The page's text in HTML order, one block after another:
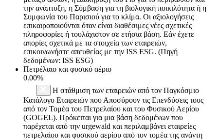
την ανάπτυξη, η Σύμβαση για τη βιολογική ποικιλότητα ή η
Συμφωνία του Παρισιού για το κλίμα. Οι αξιολογήσεις
επικαιροποιούνται όταν είναι διαθέσιμες νέες σχετικές
πληροφορίες ή τουλάχιστον σε ετήσια βάση. Εάν έχετε
απορίες σχετικά με τα στοιχεία των εταιρειών,
επικοινωνήστε απευθείας με την ISS ESG. (Πηγή
δεδομένων: ISS ESG)
Πετρέλαιο και φυσικό αέριο
0.00%
Η στάθμιση των εταιρειών από τον Παγκόσμιο
Κατάλογο Εταιρειών που Αποσύρουν τις Επενδύσεις τους
από τον Τομέα του Πετρελαίου και του Φυσικού Αερίου
(GOGEL). Πρόκειται για μια βάση δεδομένων που
παρέχεται από την urgewald και περιλαμβάνει εταιρείες
πετρελαίου και φυσικού αερίου από τον τομέα της ανάντη